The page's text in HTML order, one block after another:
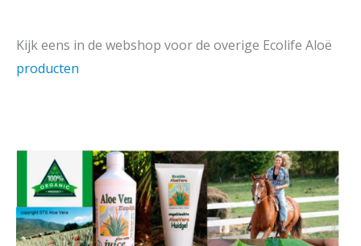
Kijk eens in de webshop voor de overige Ecolife Aloë
producten